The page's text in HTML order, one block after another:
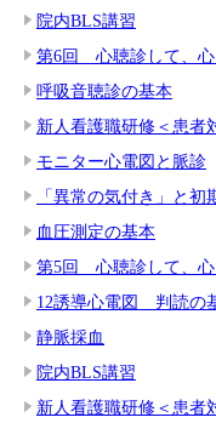
院内BLS講習
第6回 心聴診して、心
呼吸音聴診の基本
新人看護職研修＜患者
モニター心電図と脈診
「異常の気付き」と初
血圧測定の基本
第5回 心聴診して、心
12誘導心電図 判読の
静脈採血
院内BLS講習
新人看護職研修＜患者